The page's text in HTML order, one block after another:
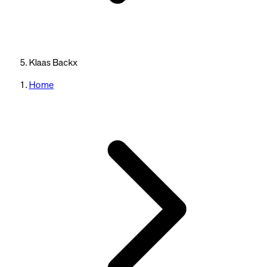
Klaas Backx
Home